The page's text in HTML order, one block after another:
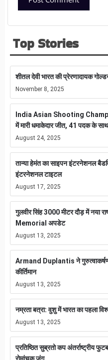
Top Stories
शीतल देवी भारत की प्रेरणादायक
November 8, 2025
India Asian Shooting
में मारी धमाकेदार जीत, 41 पदक के
August 24, 2025
तान्या हेमंत का साइपन इंटरनेशनल
इंटरनेशनल टाइटल
August 17, 2025
गुलवीर सिंह 3000 मीटर दौड़ में नया
Memorial अपडेट
August 13, 2025
Armand Duplantis ने गुरुत्वाकर्षण
कीर्तिमान
August 13, 2025
नम्रता बत्रा: वुशु में भारत का पहला
August 13, 2025
प्रतिष्ठित सुब्रतो कप अंतर्राष्ट्रीय
रोमांचक जंग